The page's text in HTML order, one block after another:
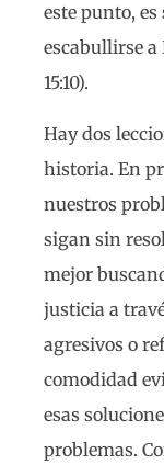
este punto,
escabullirse a
15:10).
Hay dos
historia. En
nuestros
sigan sin
mejor
justicia a
agresivos o
comodidad
esas
problemas.